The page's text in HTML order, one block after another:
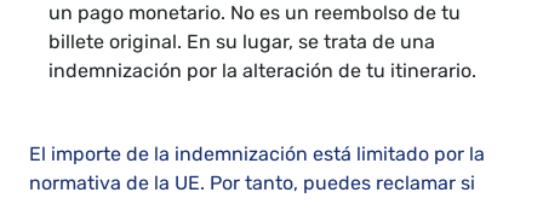
un pago monetario. No es un reembolso de tu
billete original. En su lugar, se trata de una
indemnización por la alteración de tu itinerario.
El importe de la indemnización está limitado por la
normativa de la UE. Por tanto, puedes reclamar si